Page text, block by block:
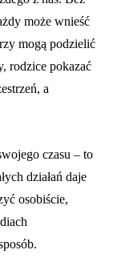
może wnieść
mogą podzielić
rodzice pokazać
a
czasu – to
działań daje
osobiście,